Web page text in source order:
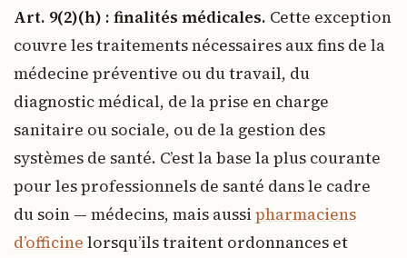
Art. 9(2)(h) : finalités médicales. Cette exception
couvre les traitements nécessaires aux fins de la
médecine préventive ou du travail, du
diagnostic médical, de la prise en charge
sanitaire ou sociale, ou de la gestion des
systèmes de santé. C’est la base la plus courante
pour les professionnels de santé dans le cadre
du soin — médecins, mais aussipharmaciens
d’officine lorsqu’ils traitent ordonnances et